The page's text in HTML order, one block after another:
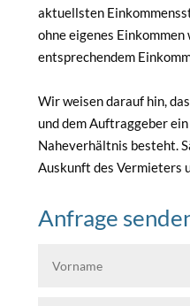
aktuellsten
ohne eigenes
entsprechendem
Wir weisen darauf hin,
und dem Auftraggeber
Naheverhältnis besteht.
Auskunft des Vermieters
Anfrage